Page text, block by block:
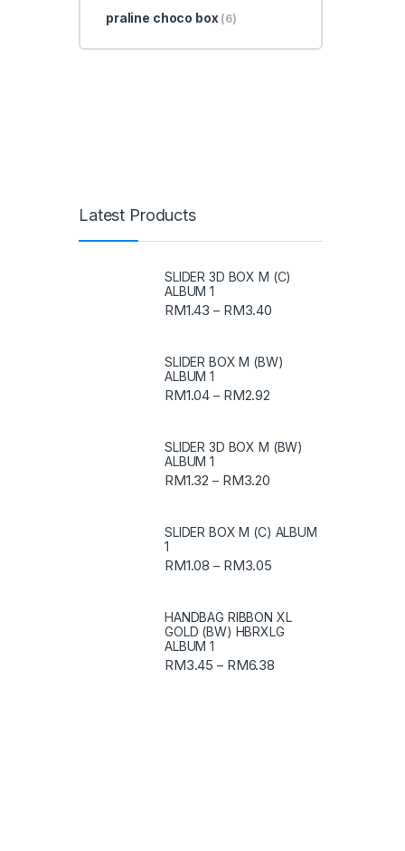
praline choco box (6)
Latest Products
SLIDER 3D BOX M (C)
ALBUM 1
RM1.43 – RM3.40
SLIDER BOX M (BW)
ALBUM 1
RM1.04 – RM2.92
SLIDER 3D BOX M (BW)
ALBUM 1
RM1.32 – RM3.20
SLIDER BOX M (C) ALBUM
1
RM1.08 – RM3.05
HANDBAG RIBBON XL
GOLD (BW) HBRXLG
ALBUM 1
RM3.45 – RM6.38